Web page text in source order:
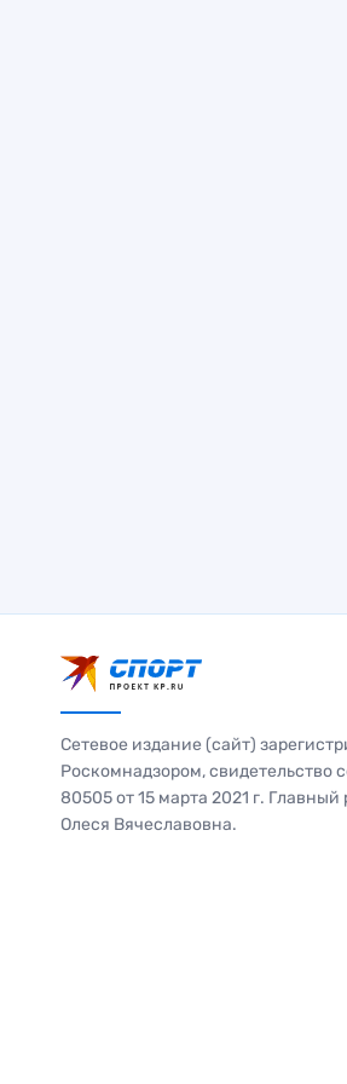
Сетевое издание (сайт)
Роскомнадзором,
80505 от 15 марта 2021 г.
Олеся Вячеславовна.